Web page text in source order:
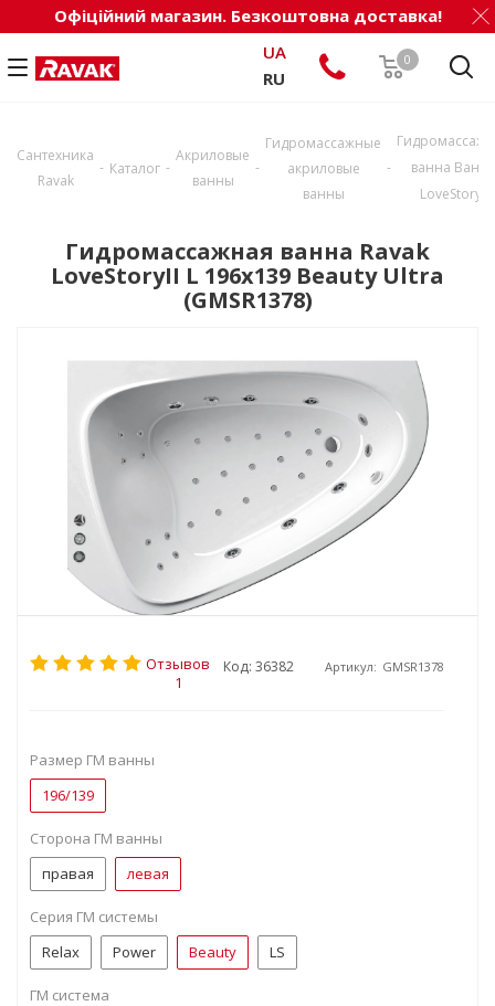
Офіційний магазин. Безкоштовна доставка!
0
UA
RU
Сантехника
Ravak
- Каталог -
Акриловые
ванны
-
Гидромассажные
акриловые
ванны
-
ванна Ванна
LoveStoryII
Гидромассажная ванна Ravak
LoveStoryII L 196x139 Beauty Ultra
(GMSR1378)
Отзывов
1
Код: 36382 Артикул: GMSR1378
Размер ГМ ванны
196/139
Сторона ГМ ванны
правая
левая
Серия ГМ системы
Relax
Power Beauty LS
ГМ система